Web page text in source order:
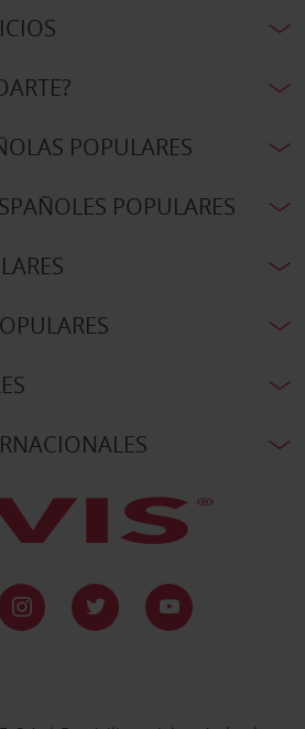
POPULARES
POPULARES